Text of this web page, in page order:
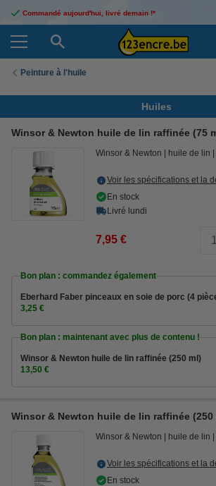
Commandé aujourd'hui, livré demain !*
Peinture à l'huile
Huiles
Winsor & Newton huile de lin raffinée (75
Winsor & Newton huile de lin
Voir les spécifications et la
En stock
Livré lundi
7,95 €
Bon plan : commandez également
Eberhard Faber pinceaux en soie de porc (4
3,25 €
Bon plan : maintenant avec plus de contenu !
Winsor & Newton huile de lin raffinée (250 ml)
13,50 €
Winsor & Newton huile de lin raffinée (250
Winsor & Newton huile de lin
Voir les spécifications et la
En stock